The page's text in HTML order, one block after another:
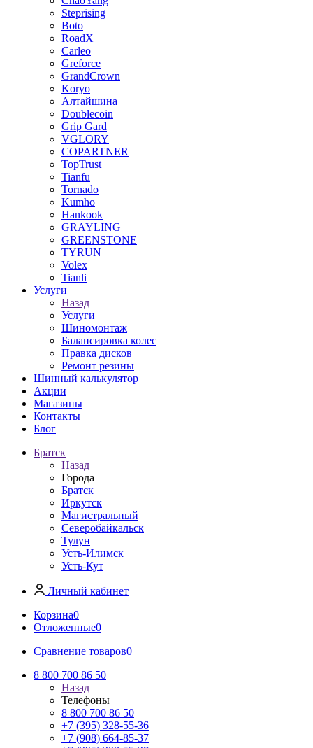
Steprising
Boto
RoadX
Carleo
Greforce
GrandCrown
Koryo
Алтайшина
Doublecoin
Grip Gard
VGLORY
COPARTNER
TopTrust
Tianfu
Tornado
Kumho
Hankook
GRAYLING
GREENSTONE
TYRUN
Volex
Tianli
Услуги
Назад
Услуги
Шиномонтаж
Балансировка колес
Правка дисков
Ремонт резины
Шинный калькулятор
Акции
Магазины
Контакты
Блог
Братск
Назад
Города
Братск
Иркутск
Магистральный
Северобайкальск
Тулун
Усть-Илимск
Усть-Кут
Личный кабинет
Корзина0
Отложенные0
Сравнение товаров0
8 800 700 86 50
Назад
Телефоны
8 800 700 86 50
+7 (395) 328-55-36
+7 (908) 664-85-37